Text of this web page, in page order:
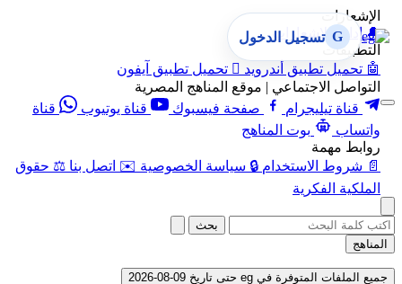
الإشعارات
🔔 إدارة الإشعارات
التطبيقات
🤖 تحميل تطبيق أندرويد  تحميل تطبيق آيفون
التواصل الاجتماعي | موقع المناهج المصرية
قناة تيليجرام
صفحة فيسبوك قناة يوتيوب
قناة
واتساب
بوت المناهج
روابط مهمة
📄 شروط الاستخدام 🔒 سياسة الخصوصية ✉️ اتصل بنا ⚖️ حقوق
الملكية الفكرية
G تسجيل الدخول
بحث
المناهج
جميع الملفات المتوفرة في eg حتى تاريخ 09-08-2026